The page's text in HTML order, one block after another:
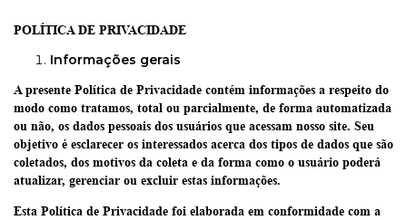
POLÍTICA DE PRIVACIDADE
Informações gerais
A presente Política de Privacidade contém informações a respeito do
modo como tratamos, total ou parcialmente, de forma automatizada
ou não, os dados pessoais dos usuários que acessam nosso site. Seu
objetivo é esclarecer os interessados acerca dos tipos de dados que são
coletados, dos motivos da coleta e da forma como o usuário poderá
atualizar, gerenciar ou excluir estas informações.
Esta Política de Privacidade foi elaborada em conformidade com a